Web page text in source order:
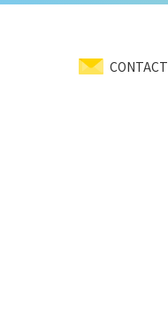
CONTACT